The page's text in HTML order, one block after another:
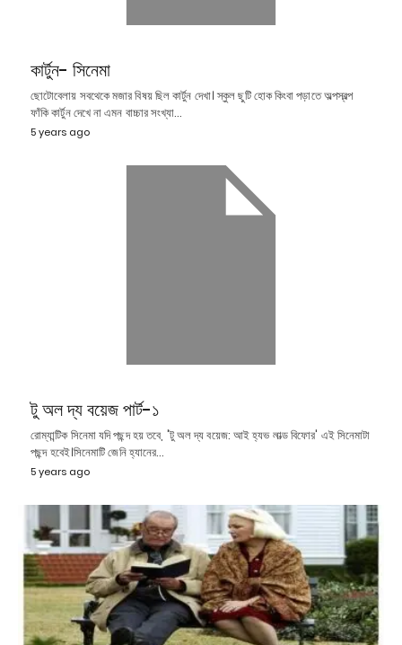
কার্টুন- সিনেমা
ছোটোবেলায় সবথেকে মজার বিষয় ছিল কার্টুন দেখা। স্কুল ছুটি হোক কিংবা পড়াতে অল্পস্বল্প
ফাঁকি কার্টুন দেখে না এমন বাচ্চার সংখ্যা…
5 years ago
টু অল দ্য বয়েজ পার্ট-১
রোম্যান্টিক সিনেমা যদি পছন্দ হয় তবে, 'টু অল দ্য বয়েজ: আই হ্যভ লাভ্ড বিফোর' এই সিনেমাটা
পছন্দ হবেই।সিনেমাটি জেনি হ্যানের…
5 years ago